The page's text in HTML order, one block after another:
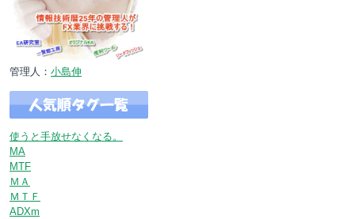
管理人： 小島伸
使うと手放せなくなる。
MA
MTF
ＭＡ
ＭＴＦ
ADXm